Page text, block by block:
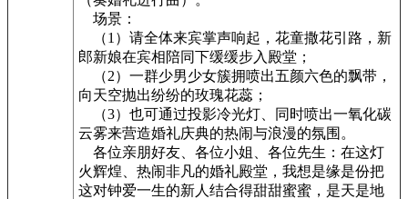
场景：
（1）请全体来宾掌声响起，花童撒花引路，新
郎新娘在宾相陪同下缓缓步入殿堂；
（2）一群少男少女簇拥喷出五颜六色的飘带，
向天空抛出纷纷的玫瑰花蕊；
（3）也可通过投影冷光灯、同时喷出一氧化碳
云雾来营造婚礼庆典的热闹与浪漫的氛围。
各位亲朋好友、各位小姐、各位先生：在这灯
火辉煌、热闹非凡的婚礼殿堂，我想是缘是份把
这对钟爱一生的新人结合得甜甜蜜蜜，是天是地